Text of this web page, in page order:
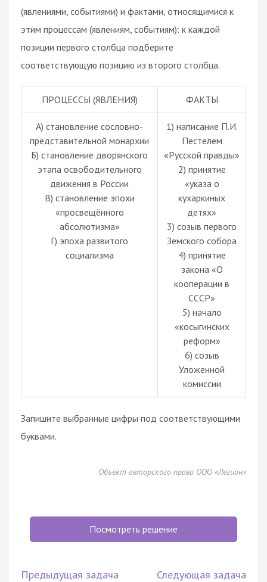
(явлениями, событиями) и фактами, относящимися к
этим процессам (явлениям, событиям): к каждой
позиции первого столбца подберите
соответствующую позицию из второго столбца.
ПРОЦЕССЫ (ЯВЛЕНИЯ) ФАКТЫ
А) становление сословно-
представительной монархии
Б) становление дворянского
этапа освободительного
движения в России
В) становление эпохи
«просвещённого
абсолютизма»
Г) эпоха развитого
социализма
1) написание П.И.
Пестелем
«Русской правды»
2) принятие
«указа о
кухаркиных
детях»
3) созыв первого
Земского собора
4) принятие
закона «О
кооперации в
СССР»
5) начало
«косыгинских
реформ»
6) созыв
Уложенной
комиссии
Запишите выбранные цифры под соответствующими
буквами.
Объект авторского права ООО «Легион»
Посмотреть решение
Предыдущая задача Следующая задача